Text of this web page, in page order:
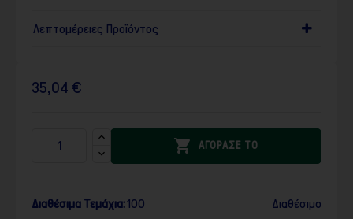
Λεπτομέρειες Προϊόντος
35,04 €
 ΑΓΟΡΑΣΕ ΤΟ
Διαθέσιμα Τεμάχια:100 Διαθέσιμο